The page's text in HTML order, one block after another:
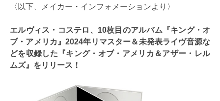
〈以下、メイカー・インフォメーションより〉
エルヴィス・コステロ、10枚目のアルバム『キング・オ
ブ・アメリカ』2024年リマスター＆未発表ライヴ音源な
どを収録した『キング・オブ・アメリカ＆アザー・レル
ムズ』をリリース！